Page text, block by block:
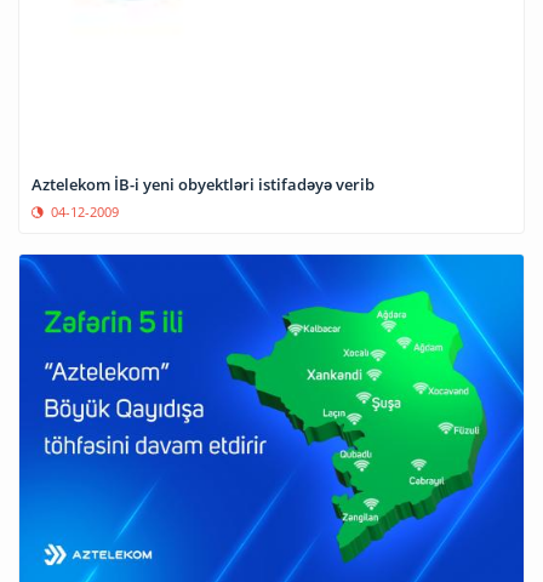
Aztelekom İB-i yeni obyektləri istifadəyə verib
04-12-2009